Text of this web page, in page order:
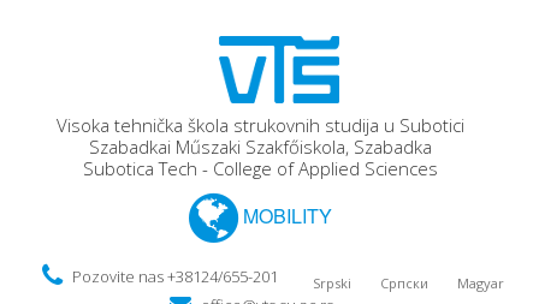
Visoka tehnička škola strukovnih studija u Subotici
Szabadkai Műszaki Szakfőiskola, Szabadka
Subotica Tech - College of Applied Sciences
MOBILITY
Srpski Српски Magyar
Pozovite nas +38124/655-201